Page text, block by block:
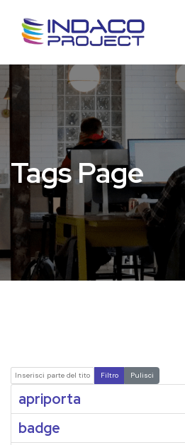
Tags Page
Inserisci parte del titolo
Filtro Pulisci
apriporta
badge